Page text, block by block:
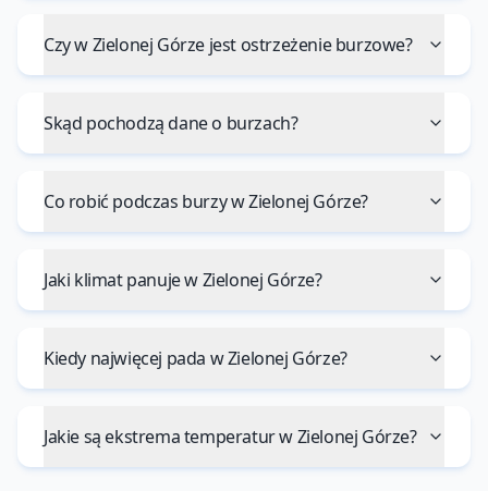
Czy w Zielonej Górze jest ostrzeżenie burzowe?
Skąd pochodzą dane o burzach?
Co robić podczas burzy w Zielonej Górze?
Jaki klimat panuje w Zielonej Górze?
Kiedy najwięcej pada w Zielonej Górze?
Jakie są ekstrema temperatur w Zielonej Górze?